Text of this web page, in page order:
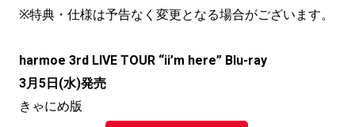
※特典・仕様は予告なく変更となる場合がございます。
harmoe 3rd LIVE TOUR “ii’m here” Blu-ray
3月5日(水)発売
きゃにめ版